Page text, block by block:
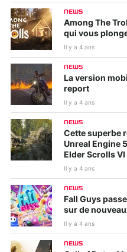
NEWS
Among The
qui vous
Il y a 4 ans
NEWS
La version
report
Il y a 4 ans
NEWS
Cette superbe
Unreal Engine
Elder Scrolls VI
Il y a 4 ans
NEWS
Fall Guys
sur de
Il y a 4 ans
NEWS